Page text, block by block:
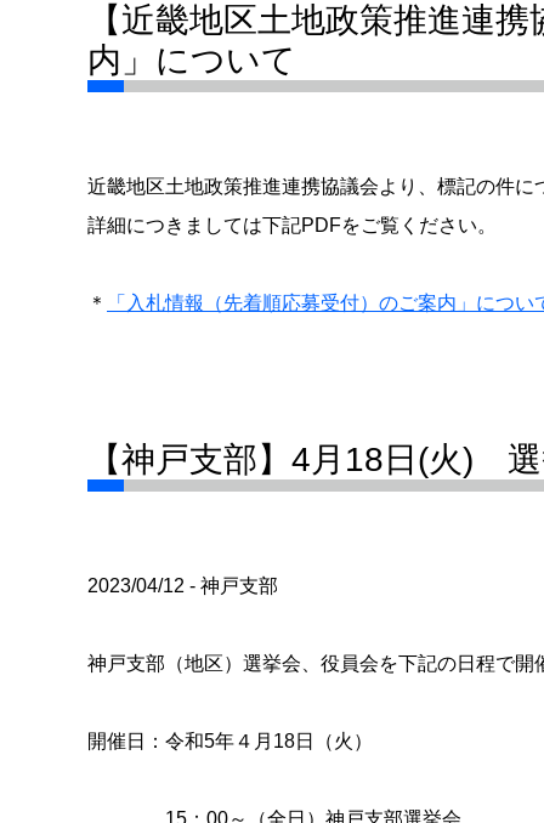
【近畿地区土地政策推進連
内」について
近畿地区土地政策推進連携協議会より、標記の件
詳細につきましては下記PDFをご覧ください。
＊ 「入札情報（先着順応募受付）のご案内」につい
【神戸支部】4月18日(火)
2023/04/12 - 神戸支部
神戸支部（地区）選挙会、役員会を下記の日程で開
開催日：令和5年４月18日（火）